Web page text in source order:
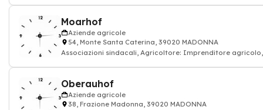
Moarhof
Aziende agricole
54, Monte Santa Caterina, 39020 MADONNA
Associazioni sindacali, Agricoltore: Imprenditore agricolo,
Oberauhof
Aziende agricole
38, Frazione Madonna, 39020 MADONNA